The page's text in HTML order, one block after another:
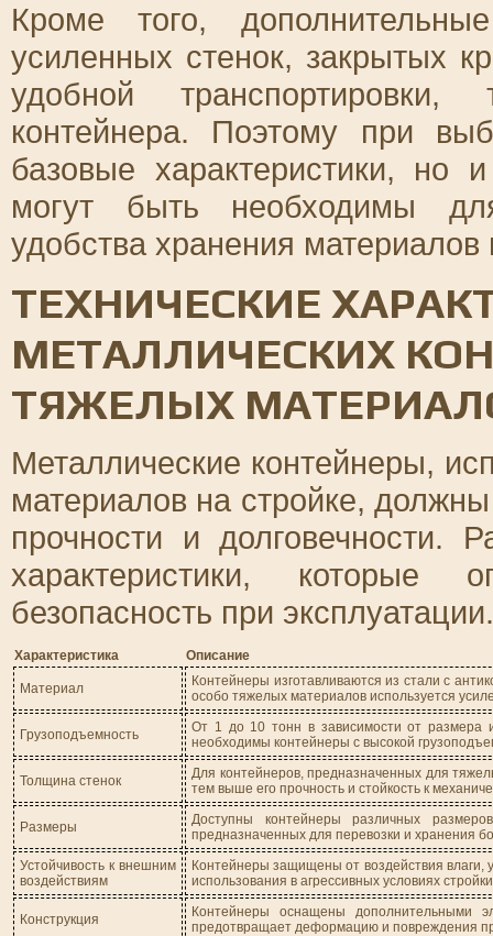
Кроме того,
усиленных стенок, закрытых
удобной
контейнера. Поэтому при
базовые характеристики, но
могут быть необходимы
удобства хранения материалов
ТЕХНИЧЕСКИЕ
МЕТАЛЛИЧЕСКИХ
ТЯЖЕЛЫХ
Металлические контейнеры,
материалов на стройке,
прочности и долговечности.
характеристики,
безопасность при эксплуатации.
Характеристика Описание
Материал
Контейнеры изготавливаются из стали с
особо тяжелых материалов используется
Грузоподъемность
От 1 до 10 тонн в зависимости от размера
необходимы контейнеры с высокой
Толщина стенок
Для контейнеров, предназначенных для
тем выше его прочность и стойкость к
Размеры
Доступны контейнеры различных
предназначенных для перевозки и хранения
Устойчивость к внешним
воздействиям
Контейнеры защищены от воздействия влаги,
использования в агрессивных условиях
Конструкция
Контейнеры оснащены дополнительными
предотвращает деформацию и повреждения